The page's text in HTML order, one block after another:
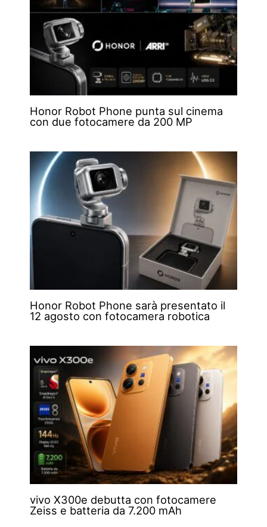
Honor Robot Phone punta sul cinema
con due fotocamere da 200 MP
Honor Robot Phone sarà presentato il
12 agosto con fotocamera robotica
vivo X300e debutta con fotocamere
Zeiss e batteria da 7.200 mAh